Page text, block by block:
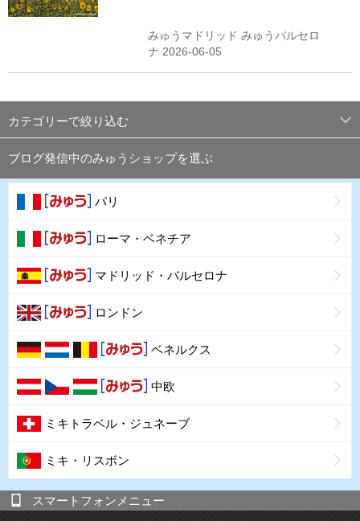
みゅうマドリッド みゅうバルセロ
ナ 2026-06-05
カテゴリーで絞り込む
ブログ発信中のみゅうショップを選ぶ
パリ
ローマ・ベネチア
マドリッド・バルセロナ
ロンドン
ベネルクス
中欧
ミキトラベル・ジュネーブ
ミキ・リスボン
スマートフォンメニュー